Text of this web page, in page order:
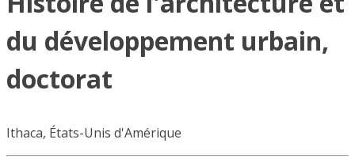
du développement urbain,
doctorat
Ithaca, États-Unis d'Amérique